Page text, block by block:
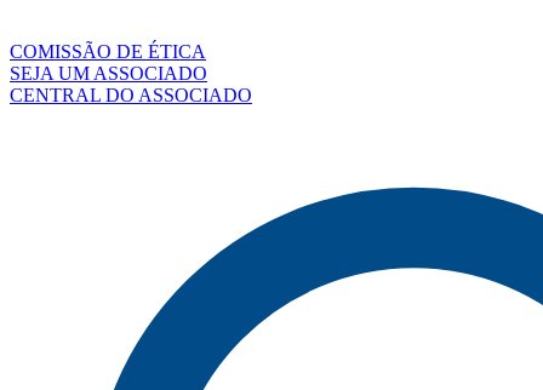
COMISSÃO DE ÉTICA
SEJA UM ASSOCIADO
CENTRAL DO ASSOCIADO